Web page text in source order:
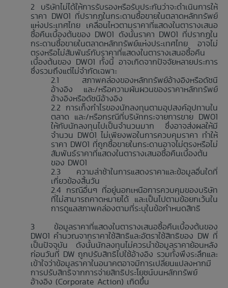
บริษัทไม่ได้ให้การรับรองหรือรับประกันว่าจะดำเนินการให้
ราคา DW01 ที่ปรากฏในกระดานซื้อขายในตลาดหลักทรัพย์
แห่งประเทศไทย เคลื่อนไหวตามราคาที่แสดงในตารางเสนอ
ซื้อคืนเบื้องต้นของ DW01 ดังนั้นราคา DW01 ที่ปรากฏใน
กระดานซื้อขายในตลาดหลักทรัพย์แห่งประเทศไทย อาจไม่
ตรงหรือไม่สัมพันธ์กับราคาที่แสดงในตารางเสนอซื้อคืน
เบื้องต้นของ DW01 ทั้งนี้ อาจเกิดจากปัจจัยหลายประการ
ซึ่งรวมถึงแต่ไม่จำกัดเฉพาะ
สภาพคล่องของหลักทรัพย์อ้างอิงหรือดัชนี
อ้างอิง และ/หรือความผันผวนของราคาหลักทรัพย์
อ้างอิงหรือดัชนีอ้างอิง
การเก็งกำไรของนักลงทุนตามอุปสงค์อุปทานใน
ตลาด และ/หรือกรณีที่บริษัทกระจายการขาย DW01
ให้กับนักลงทุนไปเป็นจำนวนมาก ซึ่งอาจส่งผลให้มี
จำนวน DW01 ไม่เพียงพอในการควบคุมราคา ทำให้
ราคา DW01 ที่ถูกซื้อขายในกระดานอาจไม่ตรงหรือไม่
สัมพันธ์ราคาที่แสดงในตารางเสนอซื้อคืนเบื้องต้น
ของ DW01
ความล่าช้าในการแสดงราคาและข้อมูลอื่นใดที่
เกี่ยวข้องสิ้นวัน
กรณีอื่นๆ ที่อยู่นอกเหนือการควบคุมของบริษัท
ที่ไม่สามารถคาดหมายได้ และเป็นไปตามข้อยกเว้นใน
การดูแลสภาพคล่องตามที่ระบุในข้อกำหนดสิทธิ
ข้อมูลราคาที่แสดงในตารางเสนอซื้อคืนเบื้องต้นของ
DW01 คำนวณจากราคาใช้สิทธิและอัตราใช้สิทธิของ DW ที่
เป็นปัจจุบัน ดังนั้นนักลงทุนไม่ควรนำข้อมูลราคาย้อนหลัง
ก่อนวันที่ DW ถูกปรับสิทธิไปใช้อ้างอิง รวมทั้งพึงระลึกและ
เข้าใจว่าข้อมูลราคาในอนาคตอาจมีการเปลี่ยนแปลงหากมี
การปรับสิทธิจากการจ่ายสิทธิประโยชน์บนหลักทรัพย์
อ้างอิง (Corporate Action) เกิดขึ้น